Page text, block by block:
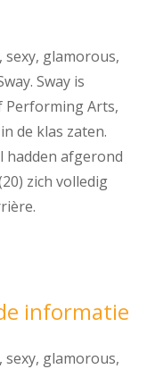
glamorous,
Sway is
Performing Arts,
de klas zaten.
hadden afgerond
zich volledig
informatie
glamorous,